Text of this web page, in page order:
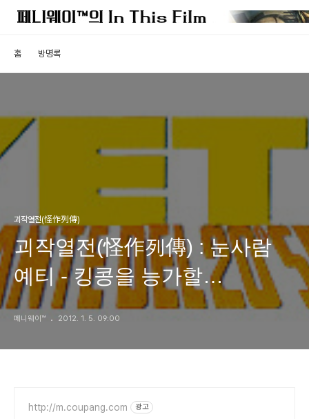
홈 방명록
괴작열전(怪作列傳)
괴작열전(怪作列傳) : 눈사람
예티 - 킹콩을 능가할
설인영화?
페니웨이™ 2012. 1. 5. 09:00
http://m.coupang.com 광고